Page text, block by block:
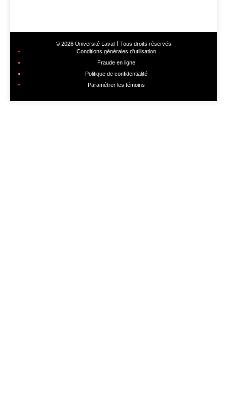
© 2026 Université Laval
Tous droits réservés
Conditions générales d'utilisation
Fraude en ligne
Politique de confidentialité
Paramétrer les témoins